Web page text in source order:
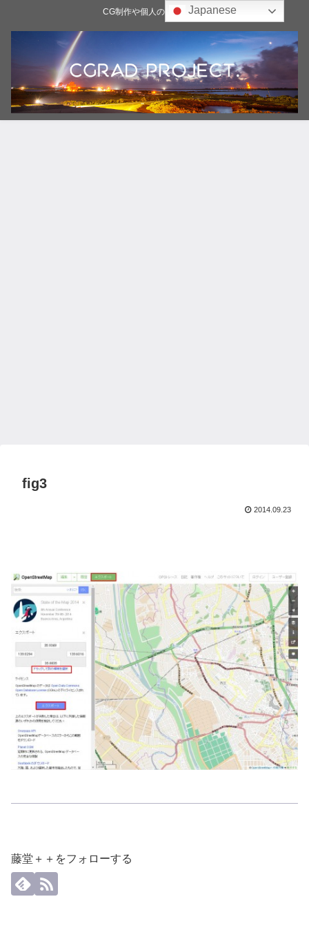
CG制作や個人の雑記ブログ
fig3
2014.09.23
藤堂＋＋をフォローする
Japanese